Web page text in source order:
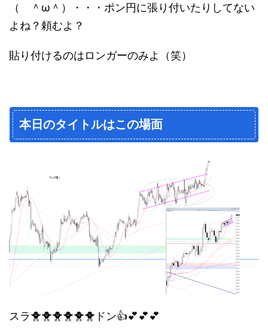
（ ＾ω＾）・・・ポン円に張り付いたりしてない
よね？頼むよ？
貼り付けるのはロンガーのみよ（笑）
本日のタイトルはこの場面
スラ🐥🐥🐥🐥🐥🐥ドン👍💕💕💕